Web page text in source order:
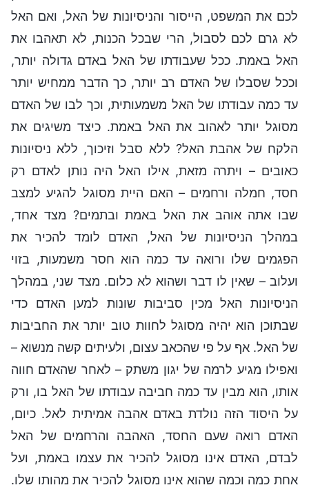
לכם את המשפט, הייסור והניסיונות של האל, ואם האל
לא גרם לכם לסבול, הרי שבכל הכנות, לא תאהבו את
האל באמת. ככל שעבודתו של האל באדם גדולה יותר,
וככל שסבלו של האדם רב יותר, כך הדבר ממחיש יותר
עד כמה עבודתו של האל משמעותית, וכך לבו של האדם
מסוגל יותר לאהוב את האל באמת. כיצד משיגים את
הלקח של אהבת האל? ללא סבל וזיכוך, ללא ניסיונות
כאובים – ויתרה מזאת, אילו האל היה נותן לאדם רק
חסד, חמלה ורחמים – האם היית מסוגל להגיע למצב
שבו אתה אוהב את האל באמת ובתמים? מצד אחד,
במהלך הניסיונות של האל, האדם לומד להכיר את
הפגמים שלו ורואה עד כמה הוא חסר משמעות, בזוי
ועלוב – שאין לו דבר ושהוא לא כלום. מצד שני, במהלך
הניסיונות האל מכין סביבות שונות למען האדם כדי
שבתוכן הוא יהיה מסוגל לחוות טוב יותר את החביבות
של האל. אף על פי שהכאב עצום, ולעיתים קשה מנשוא –
ואפילו מגיע לרמה של יגון משתק – לאחר שהאדם חווה
אותו, הוא מבין עד כמה חביבה עבודתו של האל בו, ורק
על היסוד הזה נולדת באדם אהבה אמיתית לאל. כיום,
האדם רואה שעם החסד, האהבה והרחמים של האל
לבדם, האדם אינו מסוגל להכיר את עצמו באמת, ועל
אחת כמה וכמה שהוא אינו מסוגל להכיר את מהותו שלו.